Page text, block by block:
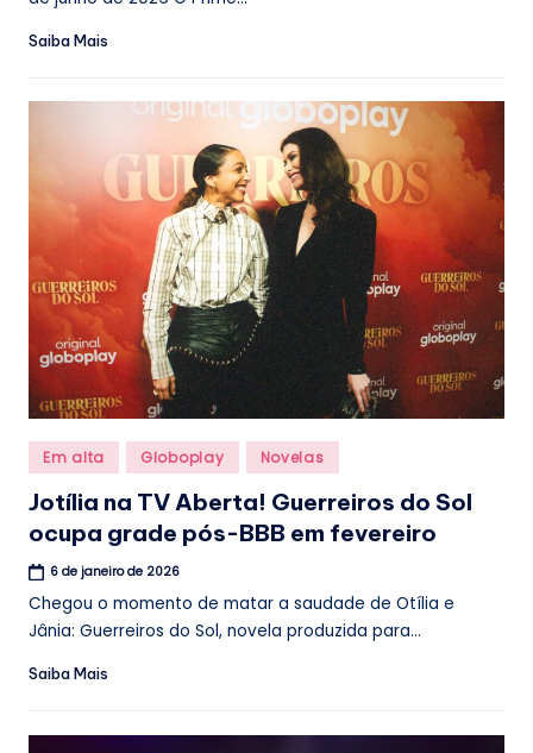
Saiba Mais
Posted
in
Em alta Globoplay Novelas
Jotília na TV Aberta! Guerreiros do Sol
ocupa grade pós-BBB em fevereiro
6 de janeiro de 2026
Chegou o momento de matar a saudade de Otília e
Jânia: Guerreiros do Sol, novela produzida para...
Saiba Mais